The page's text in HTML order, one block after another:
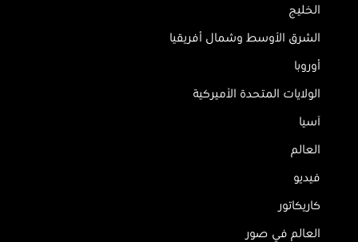
الخليج
الشرق الأوسط وشمال أفريقيا
أوروبا
الولايات المتحدة الأميركية
آسيا
العالم
فيديو
كاريكاتور
العالم في صور